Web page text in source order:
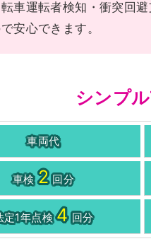
車運転者検知・衝突回
安心できます。
シンプ
車両代
車検 2 回分
定1年点検 4 回分